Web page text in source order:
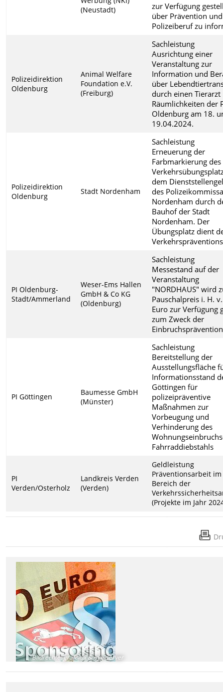
(Neustadt)
zur Verfügung
über Prävention
Polizeiberuf zu
Polizeidirektion
Oldenburg
Animal Welfare
Foundation e.V.
(Freiburg)
Sachleistung
Ausrichtung einer
Veranstaltung zur
Information und
über
durch einen
Räumlichkeiten der
Oldenburg am 18.
19.04.2024.
Polizeidirektion
Oldenburg
Stadt Nordenham
Sachleistung
Erneuerung der
Farbmarkierung des
dem
des
Nordenham durch
Bauhof der Stadt
Nordenham. Der
Übungsplatz dient
PI Oldenburg-
Stadt/Ammerland
Weser-Ems Hallen
GmbH & Co KG
(Oldenburg)
Sachleistung
Messestand auf der
Veranstaltung
"NORDHAUS" wird
Pauschalpreis i. H.
Euro zur Verfügung
zum Zweck der
PI Göttingen
Baumesse GmbH
(Münster)
Sachleistung
Bereitstellung der
Ausstellungsfläche
Informationsstand
Göttingen für
polizeipräventive
Maßnahmen zur
Vorbeugung und
Verhinderung des
Fahrraddiebstahls
PI
Verden/Osterholz
Landkreis Verden
(Verden)
Geldleistung
Präventionsarbeit im
Bereich der
(Projekte im Jahr
Bildrechte:grafolux & eye-server